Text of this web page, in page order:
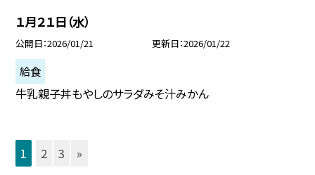
１月２１日（水）
公開日 2026/01/21 更新日 2026/01/22
給食
牛乳親子丼もやしのサラダみそ汁みかん
1 2 3 »